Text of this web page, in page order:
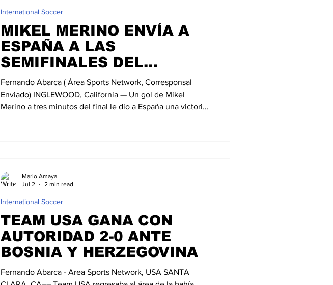
MIKEL MERINO ENVÍA A
ESPAÑA A LAS
SEMIFINALES DEL
MUNDIAL 2026
Fernando Abarca ( Área Sports Network, Corresponsal
Enviado) INGLEWOOD, California — Un gol de Mikel
Merino a tres minutos del final le dio a España una victoria
con un triunfo por 1-0, mientras que
International Soccer
TEAM USA GANA CON
AUTORIDAD 2-0 ANTE
BOSNIA Y HERZEGOVINA
Fernando Abarca - Area Sports Network, USA SANTA
International Soccer
Mario Amaya
Jul 2
2 min read